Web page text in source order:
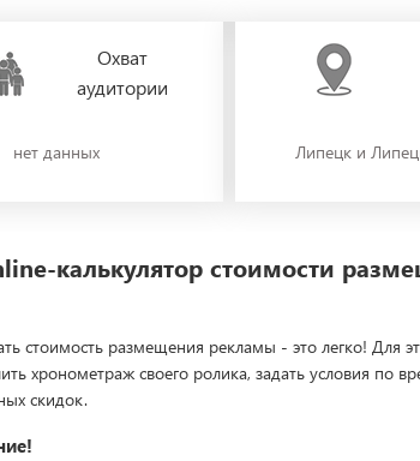
Охват
аудитории
нет данных Липецк и
калькулятор стоимости
стоимость размещения рекламы - это легко! Для
хронометраж своего ролика, задать условия по
скидок.